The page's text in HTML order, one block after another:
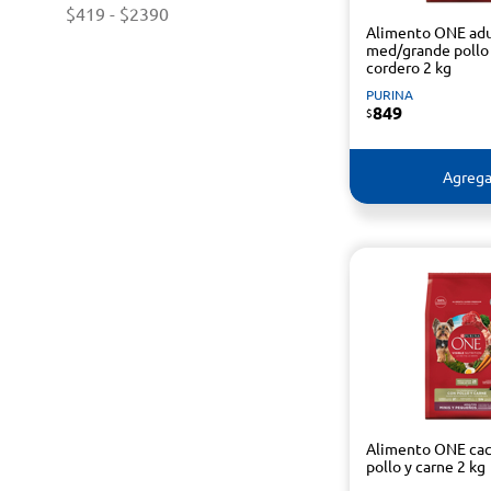
$419 - $2390
Alimento ONE
med/grande pollo
cordero 2 kg
PURINA
$849
Alimento ONE
pollo y carne 2 kg